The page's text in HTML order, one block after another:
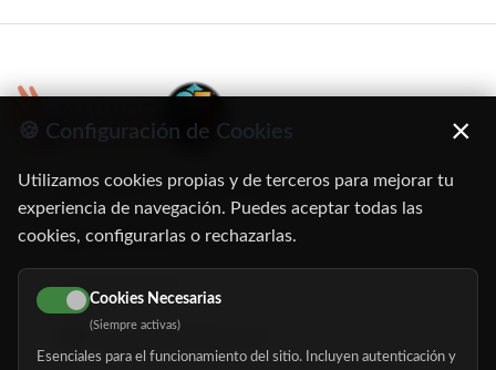
C/ Oruro, 11. 28016 Madrid
91 345 06 26
616 113 103
hola@mundomayor.com
🍪 Configuración de Cookies ×
Utilizamos cookies propias y de terceros para mejorar tu
experiencia de navegación. Puedes aceptar todas las
cookies, configurarlas o rechazarlas.
Cookies Necesarias
(Siempre activas)
Esenciales para el funcionamiento del sitio. Incluyen autenticación y